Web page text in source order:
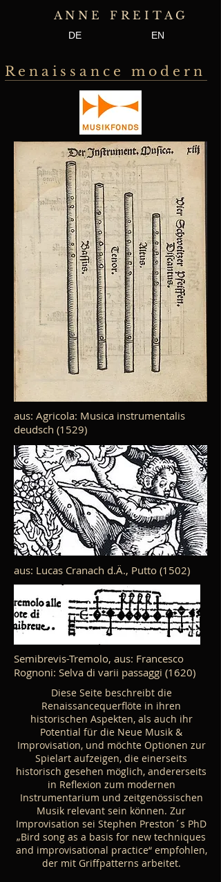
A N N E F R E I T A G
DE EN
R e n a i s s a n c e m o d e r n
aus: Agricola: Musica instrumentalis
deudsch (1529)
aus: Lucas Cranach d.Ä., Putto (1502)
Semibrevis-Tremolo, aus: Francesco
Rognoni: Selva di varii passaggi (1620)
Diese Seite beschreibt die
Renaissancequerflöte in ihren
historischen Aspekten, als auch ihr
Potential für die Neue Musik &
Improvisation, und möchte Optionen zur
Spielart aufzeigen, die einerseits
historisch gesehen möglich, andererseits
in Reflexion zum modernen
Instrumentarium und zeitgenössischen
Musik relevant sein können. Zur
Improvisation sei Stephen Preston´s PhD
„Bird song as a basis for new techniques
and improvisational practice“ empfohlen,
der mit Griffpatterns arbeitet.